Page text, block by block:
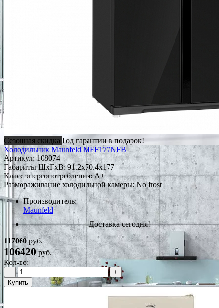
Сезонная скидка Год гарантии в подарок!
Холодильник Maunfeld MFF177NFB
Артикул:108074
Габариты ШxГxВ: 91.2x70.4x177
Класс энергопотребления: A+
Размораживание холодильной камеры: No frost
Производитель:
Maunfeld
Доставка сегодня!
117060руб.
106420руб.
Кол-во:
−
+
Купить